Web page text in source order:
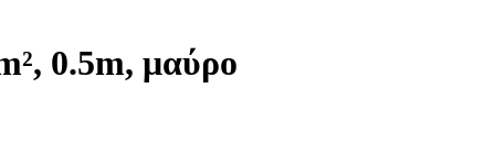
0.5m, μαύρο